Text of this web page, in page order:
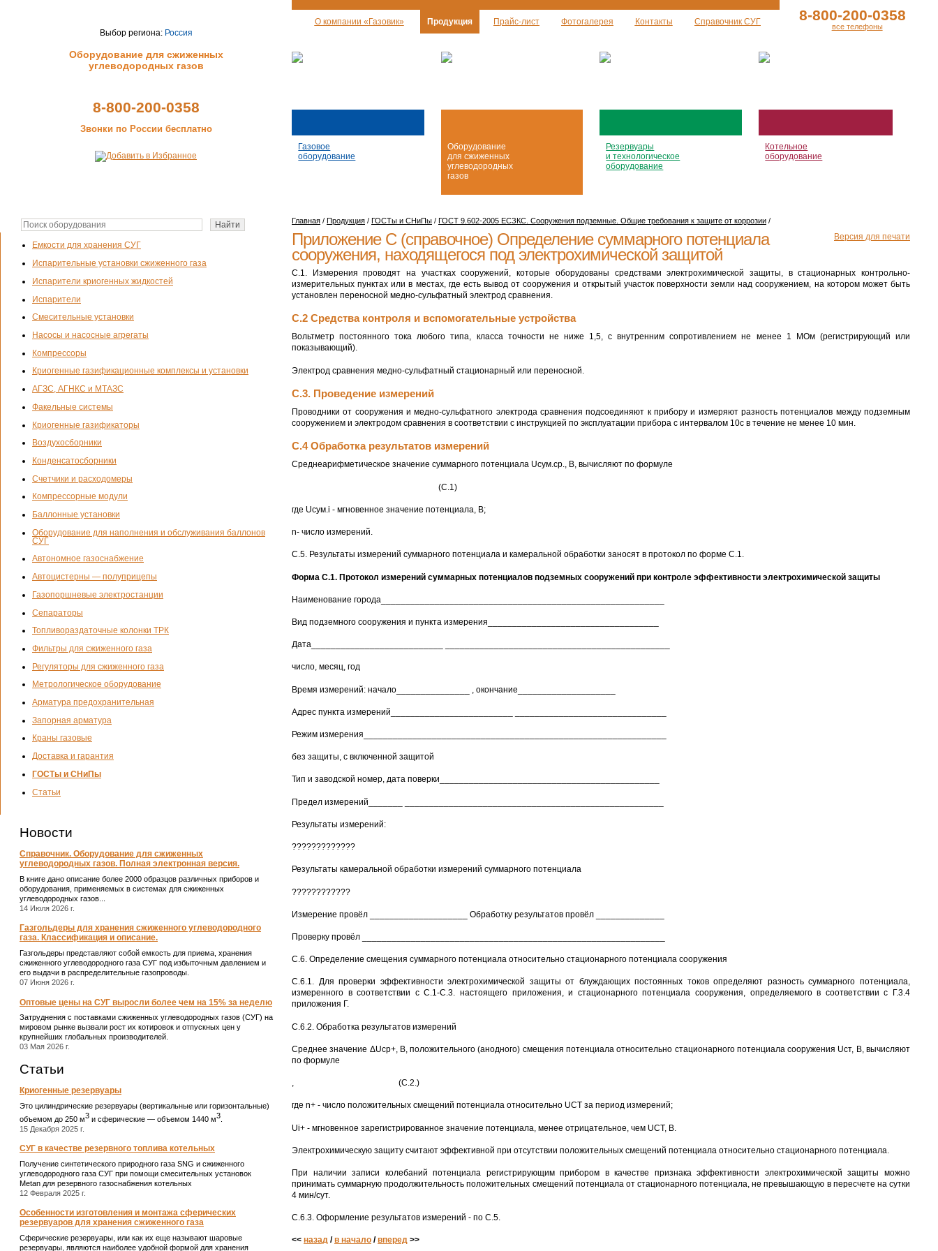
Выбор региона: Россия
Оборудование для сжиженных
углеводородных газов
8-800-200-0358
Звонки по России бесплатно
О компании «Газовик» Продукция Прайс-лист Фотогалерея Контакты Справочник СУГ 8-800-200-0358
все телефоны
Газовое
оборудование
Оборудование
для сжиженных
углеводородных
газов
Резервуары
и технологическое
оборудование
Котельное
оборудование
Емкости для хранения СУГ
Испарительные установки сжиженного газа
Испарители криогенных жидкостей
Испарители
Смесительные установки
Насосы и насосные агрегаты
Компрессоры
Криогенные газификационные комплексы и установки
АГЗС, АГНКС и МТАЗС
Факельные системы
Криогенные газификаторы
Воздухосборники
Конденсатосборники
Счетчики и расходомеры
Компрессорные модули
Баллонные установки
Оборудование для наполнения и обслуживания баллонов
СУГ
Автономное газоснабжение
Автоцистерны — полуприцепы
Газопоршневые электростанции
Сепараторы
Топливораздаточные колонки ТРК
Фильтры для сжиженного газа
Регуляторы для сжиженного газа
Метрологическое оборудование
Арматура предохранительная
Запорная арматура
Краны газовые
Доставка и гарантия
ГОСТы и СНиПы
Статьи
Новости
Справочник. Оборудование для сжиженных
углеводородных газов. Полная электронная версия.
В книге дано описание более 2000 образцов различных приборов и
оборудования, применяемых в системах для сжиженных
углеводородных газов...
14 Июля 2026 г.
Газгольдеры для хранения сжиженного углеводородного
газа. Классификация и описание.
Газгольдеры представляют собой емкость для приема, хранения
сжиженного углеводородного газа СУГ под избыточным давлением и
его выдачи в распределительные газопроводы.
07 Июня 2026 г.
Оптовые цены на СУГ выросли более чем на 15% за неделю
Затруднения с поставками сжиженных углеводородных газов (СУГ) на
мировом рынке вызвали рост их котировок и отпускных цен у
крупнейших глобальных производителей.
03 Мая 2026 г.
Статьи
Криогенные резервуары
Это цилиндрические резервуары (вертикальные или горизонтальные)
объемом до 250 м3 и сферические ― объемом 1440 м3
15 Декабря 2025 г.
СУГ в качестве резервного топлива котельных
Получение синтетического природного газа SNG и сжиженного
углеводородного газа СУГ при помощи смесительных установок
Metan для резервного газоснабжения котельных
12 Февраля 2025 г.
Особенности изготовления и монтажа сферических
резервуаров для хранения сжиженного газа
Сферические резервуары, или как их еще называют шаровые
резервуары, являются наиболее удобной формой для хранения
Главная / Продукция / ГОСТы и СНиПы / ГОСТ 9.602-2005 ЕСЗКС. Сооружения подземные. Общие требования к защите от коррозии /
Версия для печати
Приложение С (справочное) Определение суммарного потенциала
сооружения, находящегося под электрохимической защитой
С.1. Измерения проводят на участках сооружений, которые оборудованы средствами электрохимической защиты, в стационарных контрольно-
измерительных пунктах или в местах, где есть вывод от сооружения и открытый участок поверхности земли над сооружением, на котором может быть
установлен переносной медно-сульфатный электрод сравнения.
С.2 Средства контроля и вспомогательные устройства
Вольтметр постоянного тока любого типа, класса точности не ниже 1,5, с внутренним сопротивлением не менее 1 МОм (регистрирующий или
показывающий).
Электрод сравнения медно-сульфатный стационарный или переносной.
С.3. Проведение измерений
Проводники от сооружения и медно-сульфатного электрода сравнения подсоединяют к прибору и измеряют разность потенциалов между подземным
сооружением и электродом сравнения в соответствии с инструкцией по эксплуатации прибора с интервалом 10с в течение не менее 10 мин.
С.4 Обработка результатов измерений
Среднеарифметическое значение суммарного потенциала Uсум.ср., В, вычисляют по формуле
(С.1)
где Uсум.i - мгновенное значение потенциала, В;
n- число измерений.
С.5. Результаты измерений суммарного потенциала и камеральной обработки заносят в протокол по форме С.1.
Форма С.1. Протокол измерений суммарных потенциалов подземных сооружений при контроле эффективности электрохимической защиты
Наименование города__________________________________________________________
Вид подземного сооружения и пункта измерения___________________________________
Дата___________________________ ______________________________________________
число, месяц, год
Время измерений: начало_______________ , окончание____________________
Адрес пункта измерений_________________________ _______________________________
Режим измерения______________________________________________________________
без защиты, с включенной защитой
Тип и заводской номер, дата поверки_____________________________________________
Предел измерений_______ _____________________________________________________
Результаты измерений:
?????????????
Результаты камеральной обработки измерений суммарного потенциала
????????????
Измерение провёл ____________________ Обработку результатов провёл ______________
Проверку провёл ______________________________________________________________
С.6. Определение смещения суммарного потенциала относительно стационарного потенциала сооружения
С.6.1. Для проверки эффективности электрохимической защиты от блуждающих постоянных токов определяют разность суммарного потенциала,
измеренного в соответствии с С.1-С.3. настоящего приложения, и стационарного потенциала сооружения, определяемого в соответствии с Г.3.4
приложения Г.
С.6.2. Обработка результатов измерений
Среднее значение ΔUср+, В, положительного (анодного) смещения потенциала относительно стационарного потенциала сооружения Uст, В, вычисляют
по формуле
, (С.2.)
где n+ - число положительных смещений потенциала относительно UCT за период измерений;
Ui+ - мгновенное зарегистрированное значение потенциала, менее отрицательное, чем UCT, В.
Электрохимическую защиту считают эффективной при отсутствии положительных смещений потенциала относительно стационарного потенциала.
При наличии записи колебаний потенциала регистрирующим прибором в качестве признака эффективности электрохимической защиты можно
принимать суммарную продолжительность положительных смещений потенциала от стационарного потенциала, не превышающую в пересчете на сутки
4 мин/сут.
С.6.3. Оформление результатов измерений - по С.5.
<< назад /в начало /вперед >>